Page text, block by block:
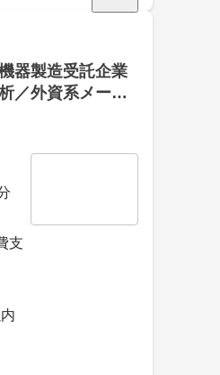
器製造受託企業
／外資系メーカ
支